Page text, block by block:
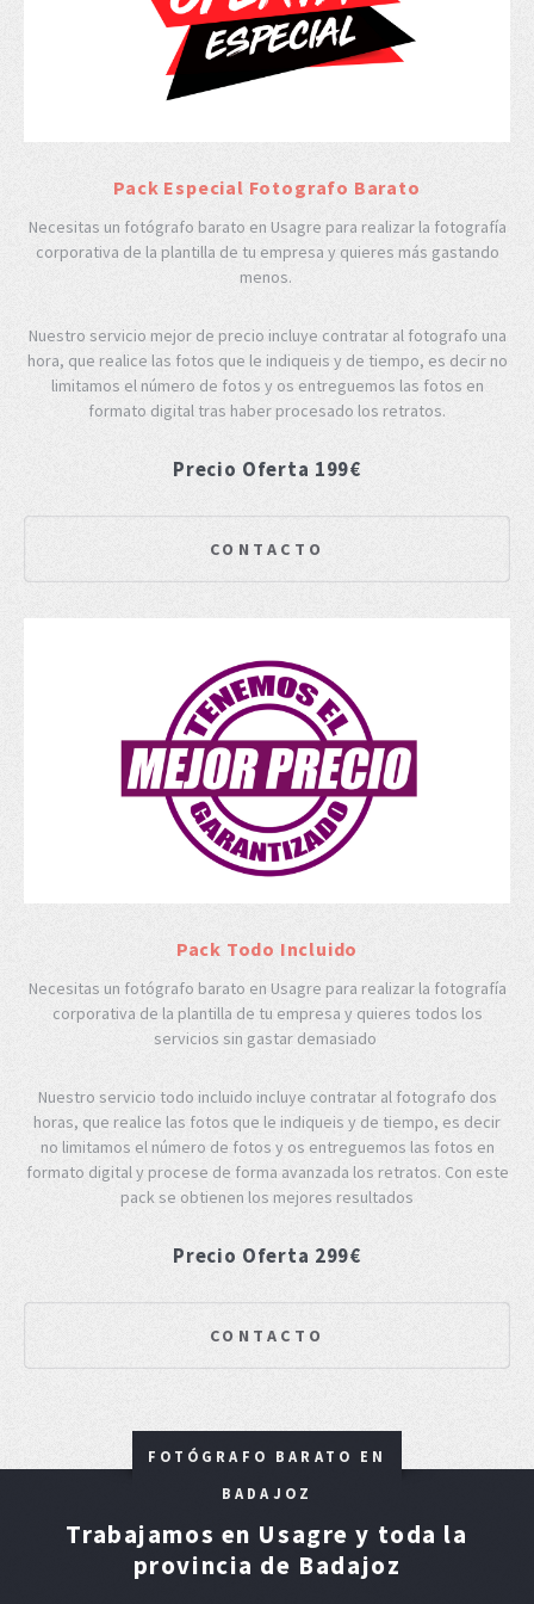
Pack Especial Fotografo Barato
Necesitas un fotógrafo barato en Usagre para realizar la fotografía
corporativa de la plantilla de tu empresa y quieres más gastando
menos.
Nuestro servicio mejor de precio incluye contratar al fotografo una
hora, que realice las fotos que le indiqueis y de tiempo, es decir no
limitamos el número de fotos y os entreguemos las fotos en
formato digital tras haber procesado los retratos.
Precio Oferta 199€
CONTACTO
Pack Todo Incluido
Necesitas un fotógrafo barato en Usagre para realizar la fotografía
corporativa de la plantilla de tu empresa y quieres todos los
servicios sin gastar demasiado
Nuestro servicio todo incluido incluye contratar al fotografo dos
horas, que realice las fotos que le indiqueis y de tiempo, es decir
no limitamos el número de fotos y os entreguemos las fotos en
formato digital y procese de forma avanzada los retratos. Con este
pack se obtienen los mejores resultados
Precio Oferta 299€
CONTACTO
FOTÓGRAFO BARATO EN
BADAJOZ
Trabajamos en Usagre y toda la
provincia de Badajoz